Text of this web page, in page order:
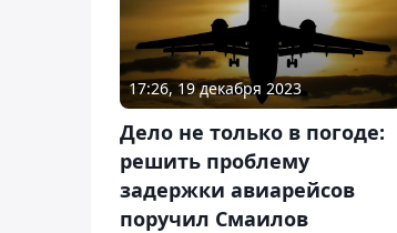
17:26, 19 декабря 2023
Дело не только в погоде:
решить проблему
задержки авиарейсов
поручил Смаилов